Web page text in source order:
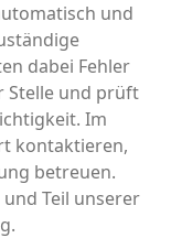
und
dabei Fehler
Stelle und prüft
Im
kontaktieren,
betreuen.
Teil unserer